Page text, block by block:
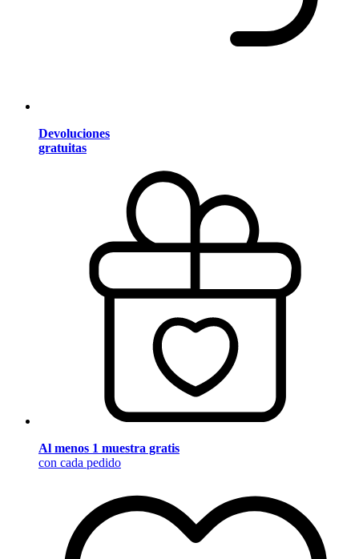
Devoluciones
gratuitas
Al menos 1 muestra gratis
con cada pedido